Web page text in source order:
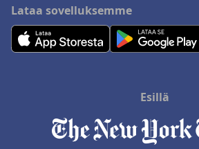
Lataa sovelluksemme
Esillä